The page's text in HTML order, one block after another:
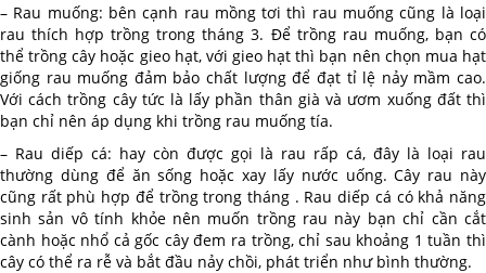
– Rau muống: bên cạnh rau mồng tơi thì rau muống cũng là loại
rau thích hợp trồng trong tháng 3. Để trồng rau muống, bạn có
thể trồng cây hoặc gieo hạt, với gieo hạt thì bạn nên chọn mua hạt
giống rau muống đảm bảo chất lượng để đạt tỉ lệ nảy mầm cao.
Với cách trồng cây tức là lấy phần thân già và ươm xuống đất thì
bạn chỉ nên áp dụng khi trồng rau muống tía.
– Rau diếp cá: hay còn được gọi là rau rấp cá, đây là loại rau
thường dùng để ăn sống hoặc xay lấy nước uống. Cây rau này
cũng rất phù hợp để trồng trong tháng . Rau diếp cá có khả năng
sinh sản vô tính khỏe nên muốn trồng rau này bạn chỉ cần cắt
cành hoặc nhổ cả gốc cây đem ra trồng, chỉ sau khoảng 1 tuần thì
cây có thể ra rễ và bắt đầu nảy chồi, phát triển như bình thường.